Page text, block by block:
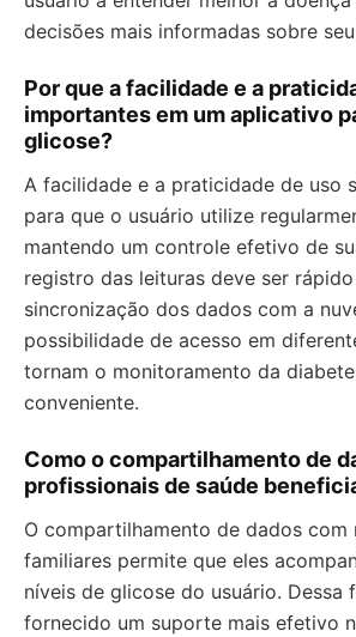
decisões mais informadas sobre
Por que a facilidade e a
importantes em um aplicativo
glicose?
A facilidade e a praticidade de uso
para que o usuário utilize
mantendo um controle efetivo de
registro das leituras deve ser
sincronização dos dados com a
possibilidade de acesso em
tornam o monitoramento da
conveniente.
Como o compartilhamento de
profissionais de saúde
O compartilhamento de dados com
familiares permite que eles
níveis de glicose do usuário. Dessa
fornecido um suporte mais efetivo